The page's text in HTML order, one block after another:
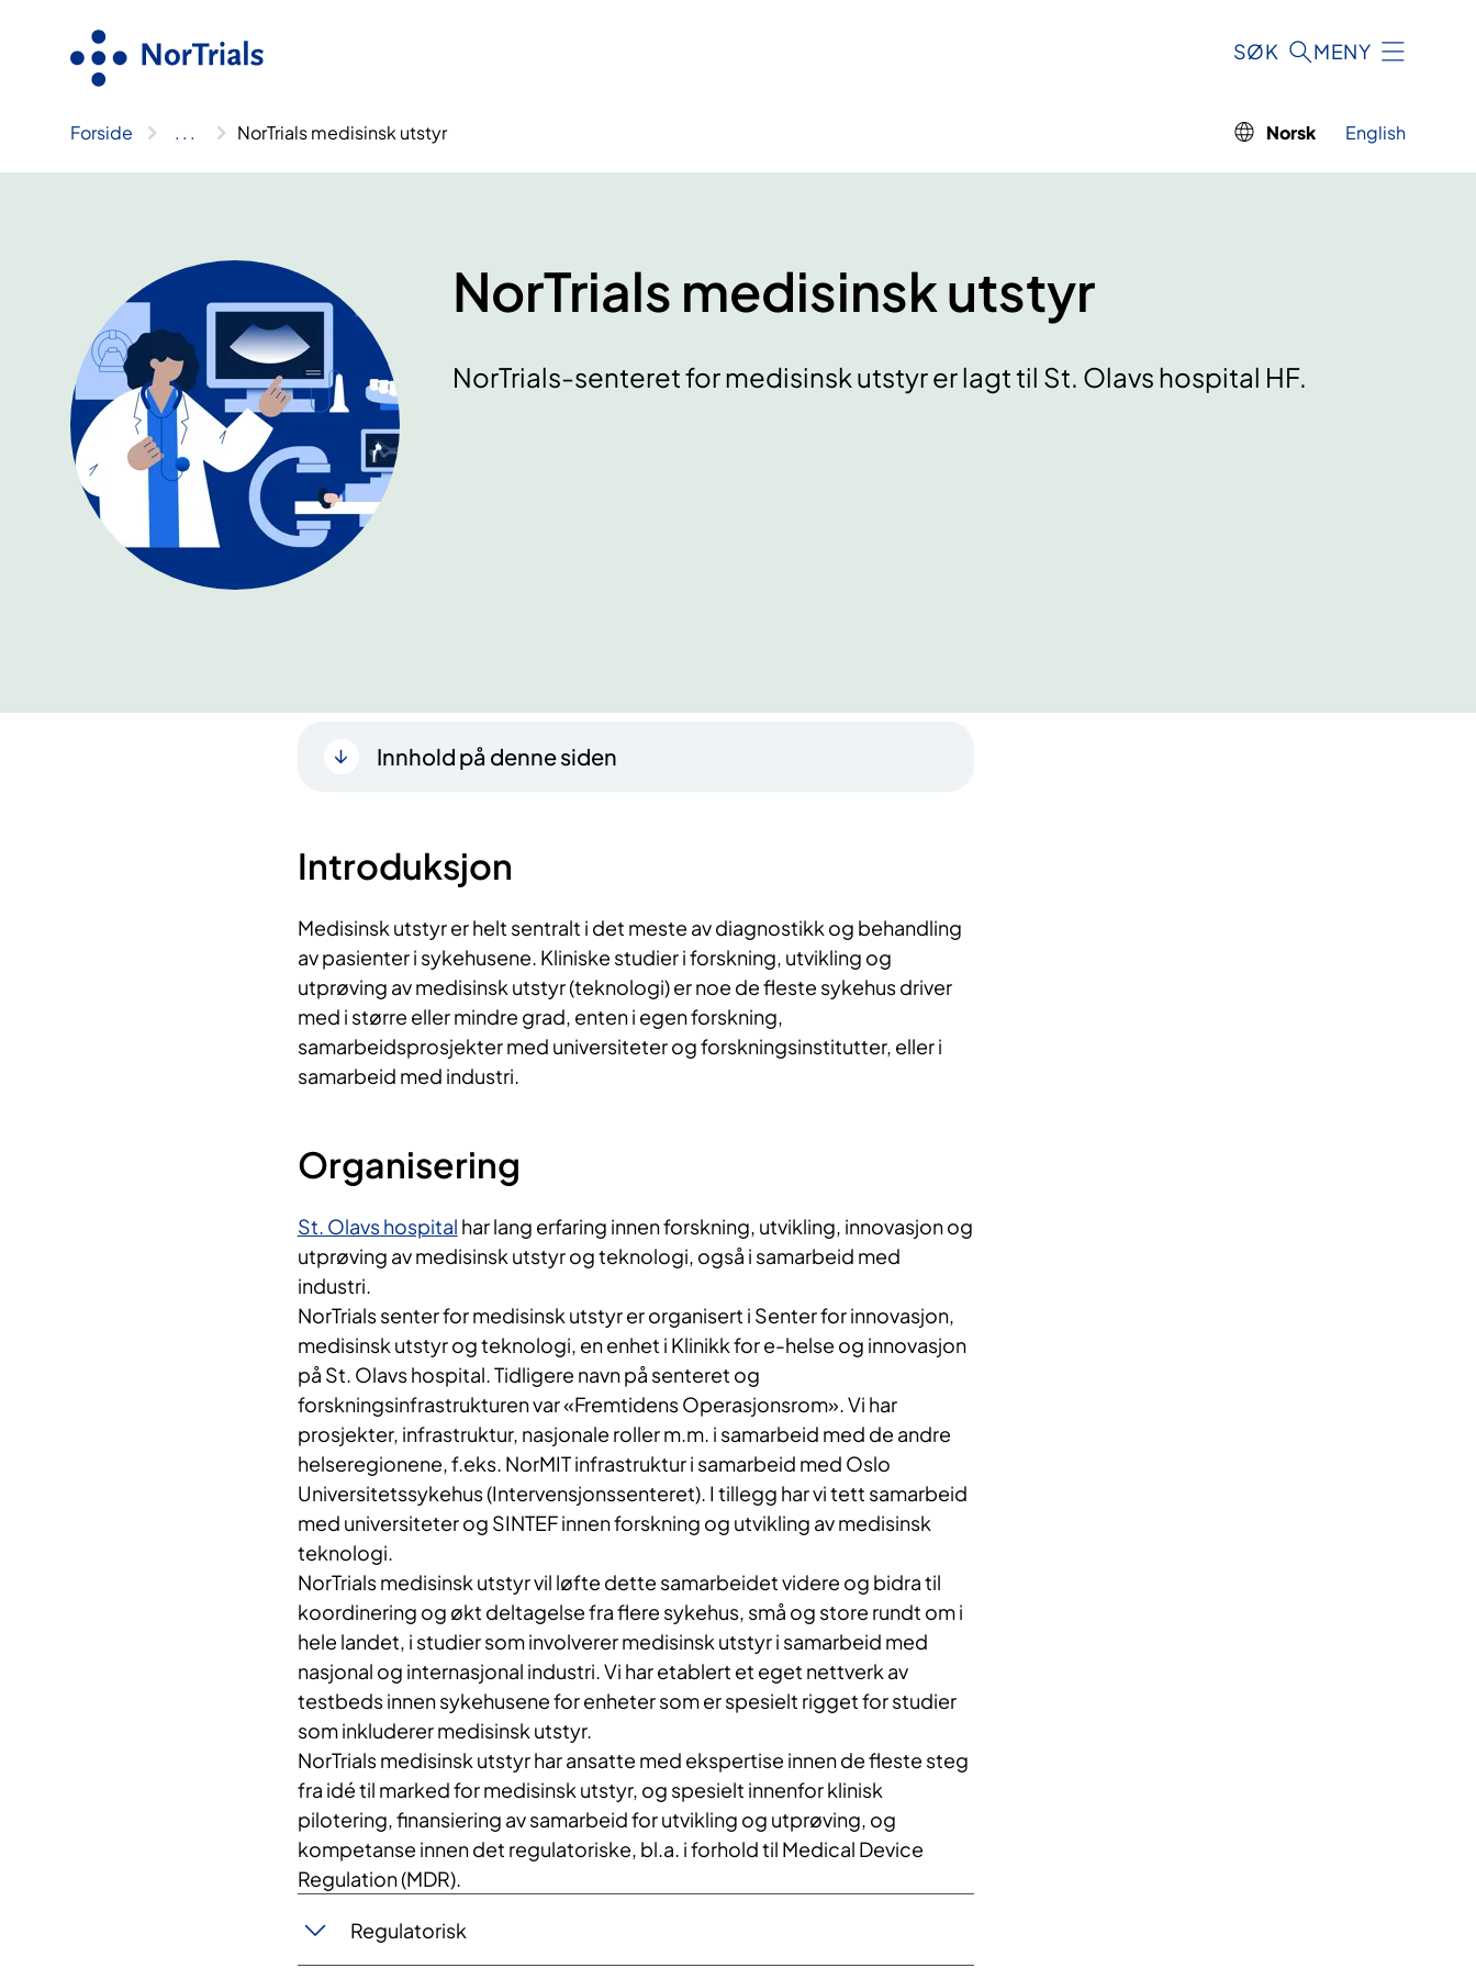
SØK MENY
Forside .. . NorTrials medisinsk utstyr Norsk English
NorTrials medisinsk utstyr
NorTrials-senteret for medisinsk utstyr er lagt til St. Olavs hospital HF.
Innhold på denne siden
Introduksjon
Medisinsk utstyr er helt sentralt i det meste av diagnostikk og behandling
av pasienter i sykehusene. Kliniske studier i forskning, utvikling og
utprøving av medisinsk utstyr (teknologi) er noe de fleste sykehus driver
med i større eller mindre grad, enten i egen forskning,
samarbeidsprosjekter med universiteter og forskningsinstitutter, eller i
samarbeid med industri.
Organisering
St. Olavs hospital har lang erfaring innen forskning, utvikling, innovasjon og
utprøving av medisinsk utstyr og teknologi, også i samarbeid med
industri.
NorTrials senter for medisinsk utstyr er organisert i Senter for innovasjon,
medisinsk utstyr og teknologi, en enhet i Klinikk for e-helse og innovasjon
på St. Olavs hospital. Tidligere navn på senteret og
forskningsinfrastrukturen var «Fremtidens Operasjonsrom». Vi har
prosjekter, infrastruktur, nasjonale roller m.m. i samarbeid med de andre
helseregionene, f.eks. NorMIT infrastruktur i samarbeid med Oslo
Universitetssykehus (Intervensjonssenteret). I tillegg har vi tett samarbeid
med universiteter og SINTEF innen forskning og utvikling av medisinsk
teknologi.
NorTrials medisinsk utstyr vil løfte dette samarbeidet videre og bidra til
koordinering og økt deltagelse fra flere sykehus, små og store rundt om i
hele landet, i studier som involverer medisinsk utstyr i samarbeid med
nasjonal og internasjonal industri. Vi har etablert et eget nettverk av
testbeds innen sykehusene for enheter som er spesielt rigget for studier
som inkluderer medisinsk utstyr.
NorTrials medisinsk utstyr har ansatte med ekspertise innen de fleste steg
fra idé til marked for medisinsk utstyr, og spesielt innenfor klinisk
pilotering, finansiering av samarbeid for utvikling og utprøving, og
kompetanse innen det regulatoriske, bl.a. i forhold til Medical Device
Regulation (MDR).
Regulatorisk